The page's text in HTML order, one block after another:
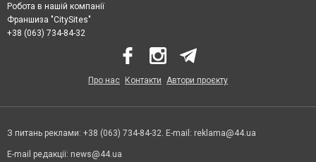
Робота в нашій компанії
Франшиза "CitySites"
+38 (063) 734-84-32
Про нас Контакти Автори проєкту
З питань реклами: +38 (063) 734-84-32. E-mail: reklama@44.ua
E-mail редакції: news@44.ua